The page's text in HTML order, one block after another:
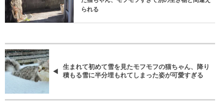
られる
生まれて初めて雪を見たモフモフの猫ちゃん、降り
積もる雪に半分埋もれてしまった姿が可愛すぎる